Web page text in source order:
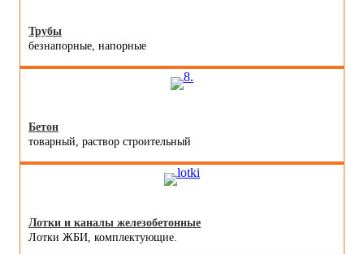
Трубы
безнапорные, напорные
Бетон
товарный, раствор строительный
Лотки и каналы железобетонные
Лотки ЖБИ, комплектующие.